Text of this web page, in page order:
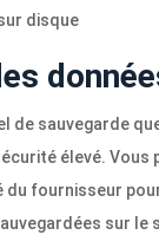
disque
de sauvegarde
élevé. Vous
fournisseur
sur le